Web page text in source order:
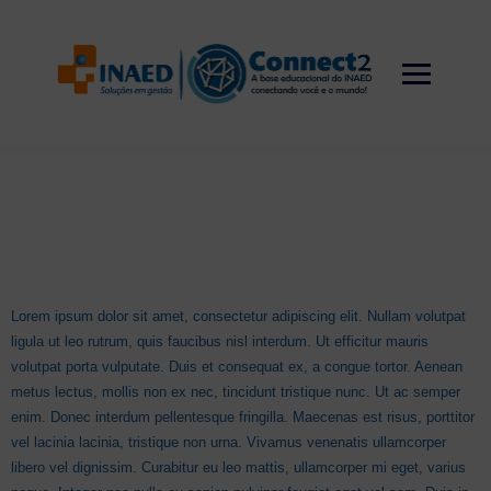
Lorem ipsum dolor sit amet, consectetur adipiscing elit. Nullam volutpat
ligula ut leo rutrum, quis faucibus nisl interdum. Ut efficitur mauris
volutpat porta vulputate. Duis et consequat ex, a congue tortor. Aenean
metus lectus, mollis non ex nec, tincidunt tristique nunc. Ut ac semper
enim. Donec interdum pellentesque fringilla. Maecenas est risus, porttitor
vel lacinia lacinia, tristique non urna. Vivamus venenatis ullamcorper
libero vel dignissim. Curabitur eu leo mattis, ullamcorper mi eget, varius